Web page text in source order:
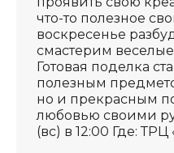
что-то полезное
воскресенье
смастерим
Готовая поделка
полезным
но и прекрасным
любовью своими
(вс) в 12:00 Где: